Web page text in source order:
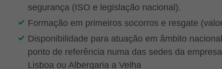
segurança (ISO e legislação nacional).
Formação em primeiros socorros e resgate
Disponibilidade para atuação em âmbito
ponto de referência numa das sedes da
Lisboa ou Albergaria a Velha